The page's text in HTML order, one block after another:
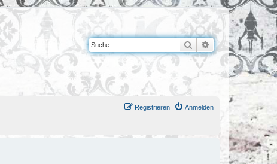
Suche Erweiterte Suche
Anmelden
Registrieren